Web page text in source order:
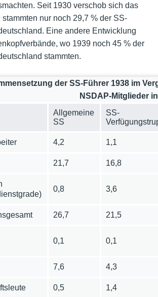
Seit 1930 verschob sich das
nur noch 29,7 % der SS-
Eine andere Entwicklung
wo 1939 noch 45 % der
stammten.
der SS-Führer 1938 im
NSDAP-Mitglieder
Allgemeine
SS
SS-
4,2 1,1
21,7 16,8
0,8 3,6
26,7 21,5
0,1 0,1
7,6 4,3
0,5 1,4